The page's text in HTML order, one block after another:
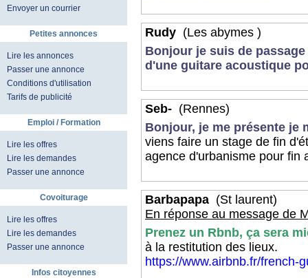
Envoyer un courrier
Petites annonces
Lire les annonces
Passer une annonce
Conditions d'utilisation
Tarifs de publicité
Emploi / Formation
Lire les offres
Lire les demandes
Passer une annonce
Covoiturage
Lire les offres
Lire les demandes
Passer une annonce
Infos citoyennes
Rudy (Les abymes )
Bonjour je suis de
d'une guitare acoustique
Seb- (Rennes)
Bonjour, je me présente je
viens faire un stage de fin
agence d'urbanisme pour fin
Barbapapa (St laurent)
En réponse au message de
Prenez un Rbnb, ça sera
à la restitution des lieux.
https://www.airbnb.fr/french-